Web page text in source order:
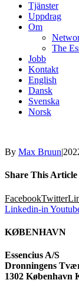
Tjänster
Uppdrag
Om
The
Jobb
Kontakt
English
Dansk
Svenska
Norsk
By Max Bruun|
Share This Article
FacebookTwitter
Linkedin-in
KØBENHAVN
Essencius A/S
Dronningens
1302 København